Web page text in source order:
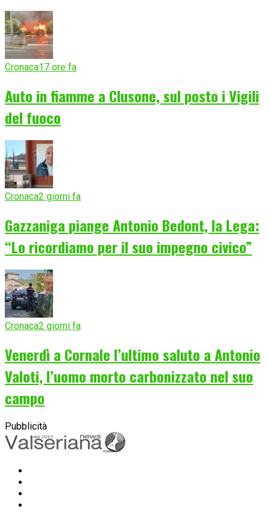
Cronaca17 ore fa
Auto in fiamme a Clusone, sul posto i Vigili
del fuoco
Cronaca2 giorni fa
Gazzaniga piange Antonio Bedont, la Lega:
“Lo ricordiamo per il suo impegno civico”
Cronaca2 giorni fa
Venerdì a Cornale l’ultimo saluto a Antonio
Valoti, l’uomo morto carbonizzato nel suo
campo
Pubblicità